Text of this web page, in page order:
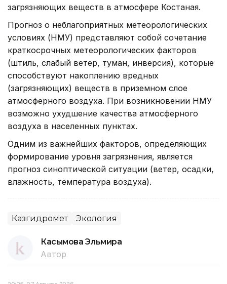
загрязняющих веществ в атмосфере Костаная.
Прогноз о неблагоприятных метеорологических
условиях (НМУ) представляют собой сочетание
краткосрочных метеорологических факторов
(штиль, слабый ветер, туман, инверсия), которые
способствуют накоплению вредных
(загрязняющих) веществ в приземном слое
атмосферного воздуха. При возникновении НМУ
возможно ухудшение качества атмосферного
воздуха в населенных пунктах.
Одним из важнейших факторов, определяющих
формирование уровня загрязнения, является
прогноз синоптической ситуации (ветер, осадки,
влажность, температура воздуха).
Казгидромет Экология
Касымова Эльмира
Автор